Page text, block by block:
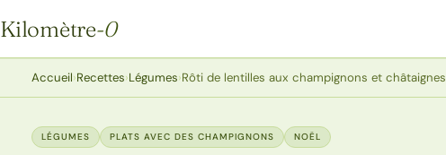
Kilomètre-0
Kilomètre-0
Accueil›Recettes›Légumes›Rôti de lentilles aux champignons et châtaignes
LÉGUMES PLATS AVEC DES CHAMPIGNONS NOËL